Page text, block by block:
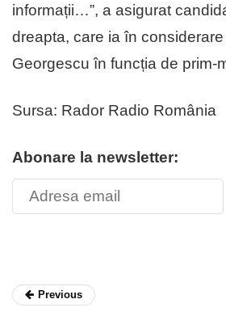
informații…”, a asigurat
dreapta, care ia în
Georgescu în funcția de prim-
Sursa: Rador Radio România
Abonare la newsletter:
Previous